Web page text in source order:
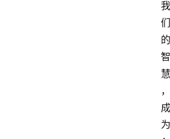
我
们
的
智
慧
，
成
为